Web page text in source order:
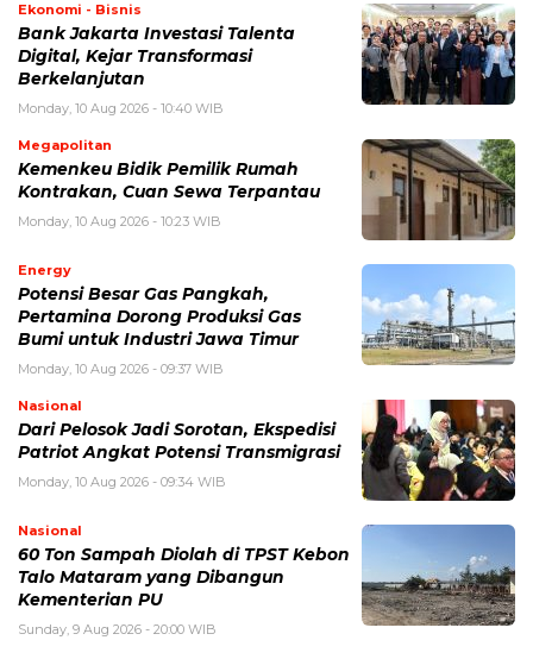
Ekonomi - Bisnis
Bank Jakarta Investasi Talenta
Digital, Kejar Transformasi
Berkelanjutan
Monday, 10 Aug 2026 - 10:40 WIB
Megapolitan
Kemenkeu Bidik Pemilik Rumah
Kontrakan, Cuan Sewa Terpantau
Monday, 10 Aug 2026 - 10:23 WIB
Energy
Potensi Besar Gas Pangkah,
Pertamina Dorong Produksi Gas
Bumi untuk Industri Jawa Timur
Monday, 10 Aug 2026 - 09:37 WIB
Nasional
Dari Pelosok Jadi Sorotan, Ekspedisi
Patriot Angkat Potensi Transmigrasi
Monday, 10 Aug 2026 - 09:34 WIB
Nasional
60 Ton Sampah Diolah di TPST Kebon
Talo Mataram yang Dibangun
Kementerian PU
Sunday, 9 Aug 2026 - 20:00 WIB